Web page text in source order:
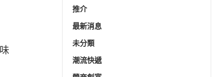
推介
最新消息
未分類
潮流快遞